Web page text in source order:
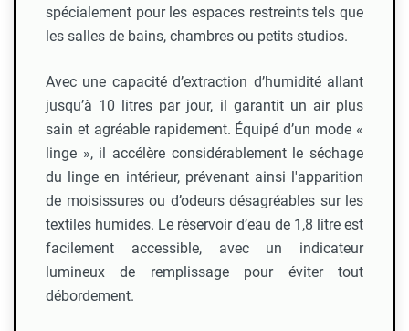
spécialement pour les espaces restreints tels que
les salles de bains, chambres ou petits studios.
Avec une capacité d’extraction d’humidité allant
jusqu’à 10 litres par jour, il garantit un air plus
sain et agréable rapidement. Équipé d’un mode «
linge », il accélère considérablement le séchage
du linge en intérieur, prévenant ainsi l'apparition
de moisissures ou d’odeurs désagréables sur les
textiles humides. Le réservoir d’eau de 1,8 litre est
facilement accessible, avec un indicateur
lumineux de remplissage pour éviter tout
débordement.